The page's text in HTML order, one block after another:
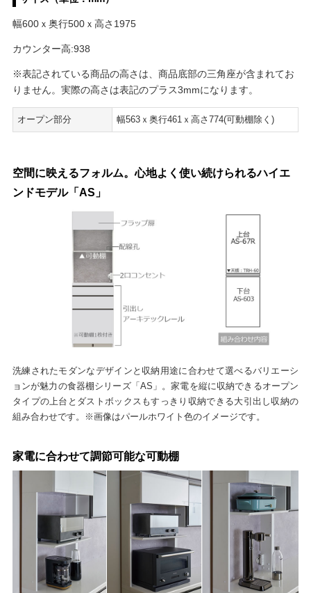
幅600ｘ奥行500ｘ高さ1975
カウンター高:938
※表記されている商品の高さは、商品底部の三角座が含まれてお
りません。実際の高さは表記のプラス3mmになります。
オープン部分 幅563ｘ奥行461ｘ高さ774(可動棚除く)
空間に映えるフォルム。心地よく使い続けられるハイエ
ンドモデル「AS」
洗練されたモダンなデザインと収納用途に合わせて選べるバリエーシ
ョンが魅力の食器棚シリーズ「AS」。家電を縦に収納できるオープン
タイプの上台とダストボックスもすっきり収納できる大引出し収納の
組み合わせです。※画像はパールホワイト色のイメージです。
家電に合わせて調節可能な可動棚